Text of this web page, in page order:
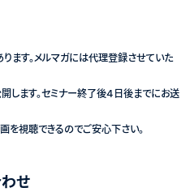
ます。メルマガには代理登録させていた
ます。セミナー終了後４日後までにお送
視聴できるのでご安心下さい。
せ